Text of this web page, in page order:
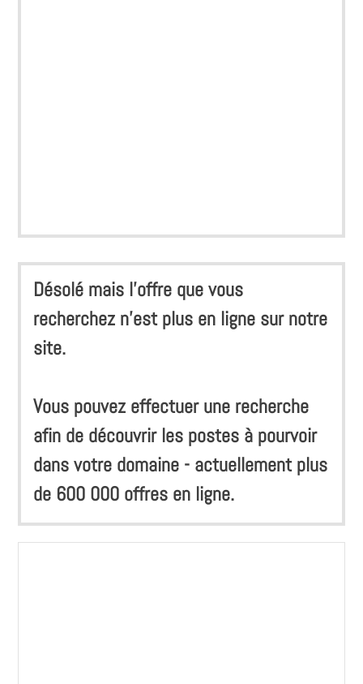
Désolé mais l'offre que vous
recherchez n'est plus en ligne sur notre
site.
Vous pouvez effectuer une recherche
afin de découvrir les postes à pourvoir
dans votre domaine - actuellement plus
de 600 000 offres en ligne.